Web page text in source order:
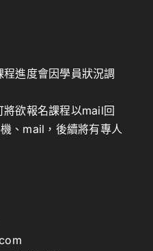
進度會因學員狀況調
欲報名課程以mail回
、mail，後續將有專人